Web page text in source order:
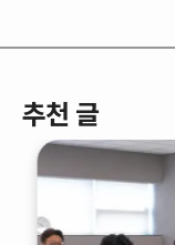
추천 글